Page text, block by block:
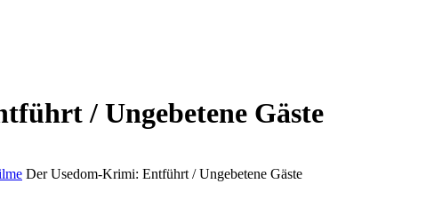
/ Ungebetene Gäste
Der Usedom-Krimi: Entführt / Ungebetene Gäste